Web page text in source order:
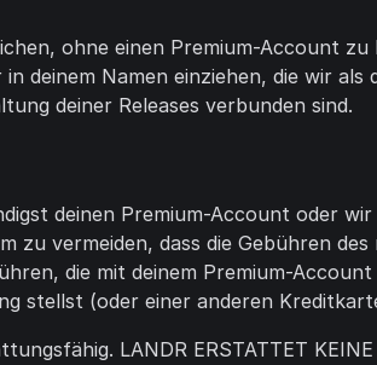
ohne einen Premium-Account
deinem Namen einziehen, die wir
deiner Releases verbunden sind.
deinen Premium-Account oder
zu vermeiden, dass die Gebühren
die mit deinem Premium-
stellst (oder einer anderen
LANDR ERSTATTET KEINE